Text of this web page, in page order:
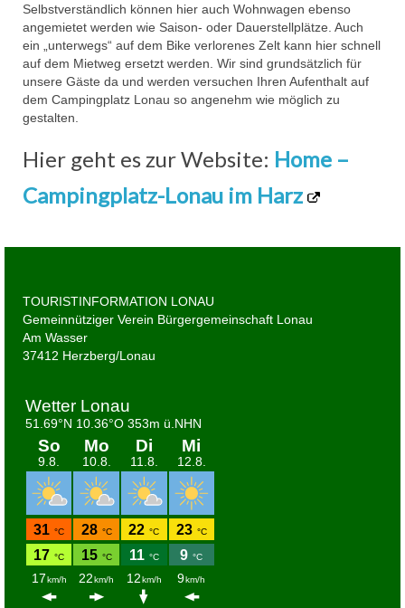
Selbstverständlich können hier auch Wohnwagen ebenso
angemietet werden wie Saison- oder Dauerstellplätze. Auch
ein „unterwegs“ auf dem Bike verlorenes Zelt kann hier schnell
auf dem Mietweg ersetzt werden. Wir sind grundsätzlich für
unsere Gäste da und werden versuchen Ihren Aufenthalt auf
dem Campingplatz Lonau so angenehm wie möglich zu
gestalten.
Hier geht es zur Website: Home –
Campingplatz-Lonau im Harz
TOURISTINFORMATION LONAU
Gemeinnütziger Verein Bürgergemeinschaft Lonau
Am Wasser
37412 Herzberg/Lonau